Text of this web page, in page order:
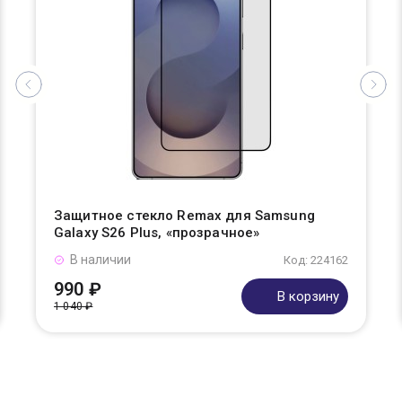
Защитное стекло Remax для Samsung
Galaxy S26 Plus, «прозрачное»
Код: 224162
В наличии
990 ₽
1 040 ₽
В корзину